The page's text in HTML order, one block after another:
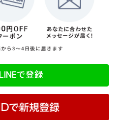
LINEで登録